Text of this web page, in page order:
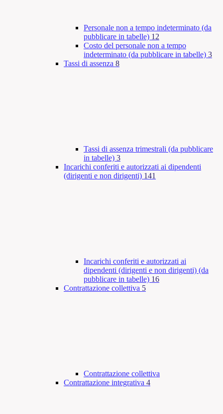
Personale non a tempo indeterminato (da
pubblicare in tabelle) 12
Costo del personale non a tempo
indeterminato (da pubblicare in tabelle) 3
Tassi di assenza 8
Tassi di assenza trimestrali (da pubblicare
in tabelle) 3
Incarichi conferiti e autorizzati ai dipendenti
(dirigenti e non dirigenti) 141
Incarichi conferiti e autorizzati ai
dipendenti (dirigenti e non dirigenti) (da
pubblicare in tabelle) 16
Contrattazione collettiva 5
Contrattazione collettiva
Contrattazione integrativa 4